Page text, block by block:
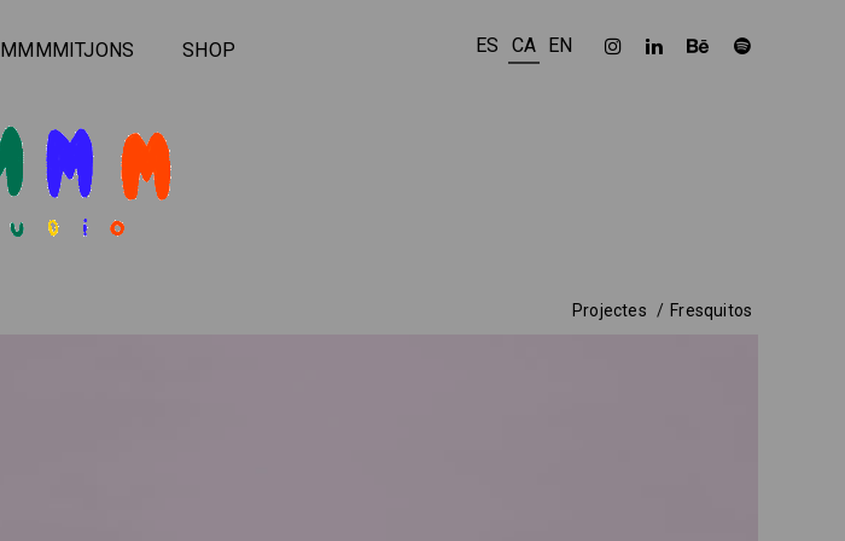
MMMMITJONS SHOP ES CA EN
Projectes Fresquitos